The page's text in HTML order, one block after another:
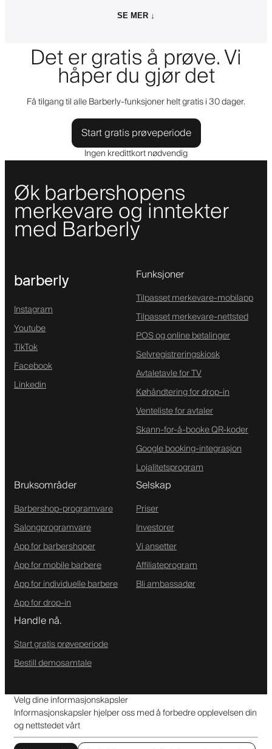
SE MER ↓
Det er gratis å prøve. Vi
håper du gjør det
Få tilgang til alle Barberly-funksjoner helt gratis i 30 dager.
Start gratis prøveperiode
Ingen kredittkort nødvendig
Øk barbershopens
merkevare og inntekter
med Barberly
barberly
Instagram
Youtube
TikTok
Facebook
Linkedin
Funksjoner
Tilpasset merkevare-mobilapp
Tilpasset merkevare-nettsted
POS og online betalinger
Selvregistreringskiosk
Avtaletavle for TV
Køhåndtering for drop-in
Venteliste for avtaler
Skann-for-å-booke QR-koder
Google booking-integrasjon
Lojalitetsprogram
Bruksområder
Barbershop-programvare
Salongprogramvare
App for barbershoper
App for mobile barbere
App for individuelle barbere
App for drop-in
Selskap
Priser
Investorer
Vi ansetter
Affiliateprogram
Bli ambassadør
Handle nå.
Start gratis prøveperiode
Bestill demosamtale
Velg dine informasjonskapsler
Informasjonskapsler hjelper oss med å forbedre opplevelsen din
og nettstedet vårt